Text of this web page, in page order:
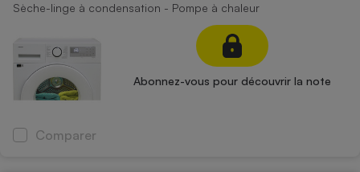
Sèche-linge à condensation - Pompe à chaleur
Abonnez-vous pour découvrir la note
Comparer